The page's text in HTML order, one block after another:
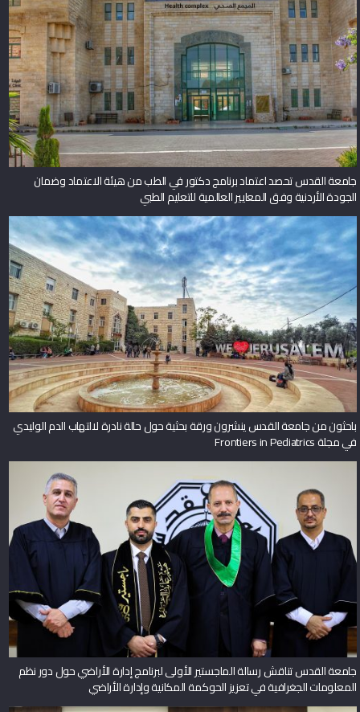
جامعة القدس تحصد اعتماد برنامج دكتور في الطب من هيئة الاعتماد وضمان
الجودة الأردنية وفق المعايير العالمية للتعليم الطبي
باحثون من جامعة القدس ينشرون ورقة بحثية حول حالة نادرة لالتهاب الدم الوليدي
في مجلة Frontiers in Pediatrics
جامعة القدس تناقش رسالة الماجستير الأولى لبرنامج إدارة الأراضي حول دور نظم
المعلومات الجغرافية في تعزيز الحوكمة المكانية وإدارة الأراضي